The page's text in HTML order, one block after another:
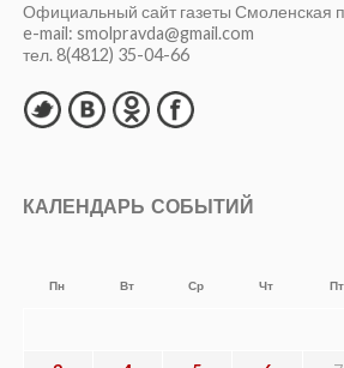
Официальный сайт газеты Смоленская
e-mail: smolpravda@gmail.com
тел. 8(4812) 35-04-66
КАЛЕНДАРЬ СОБЫТИЙ
Пн Вт Ср Чт Пт